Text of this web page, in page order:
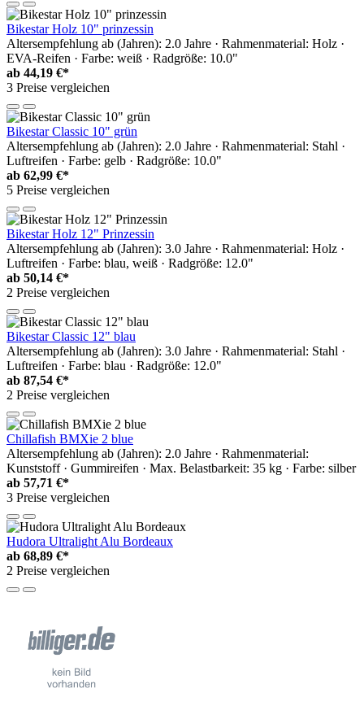
Bikestar Holz 10" prinzessin
Altersempfehlung ab (Jahren): 2.0 Jahre · Rahmenmaterial: Holz ·
EVA-Reifen · Farbe: weiß · Radgröße: 10.0"
ab 44,19 €*
3 Preise vergleichen
Bikestar Classic 10" grün
Altersempfehlung ab (Jahren): 2.0 Jahre · Rahmenmaterial: Stahl ·
Luftreifen · Farbe: gelb · Radgröße: 10.0"
ab 62,99 €*
5 Preise vergleichen
Bikestar Holz 12" Prinzessin
Altersempfehlung ab (Jahren): 3.0 Jahre · Rahmenmaterial: Holz ·
Luftreifen · Farbe: blau, weiß · Radgröße: 12.0"
ab 50,14 €*
2 Preise vergleichen
Bikestar Classic 12" blau
Altersempfehlung ab (Jahren): 3.0 Jahre · Rahmenmaterial: Stahl ·
Luftreifen · Farbe: blau · Radgröße: 12.0"
ab 87,54 €*
2 Preise vergleichen
Chillafish BMXie 2 blue
Altersempfehlung ab (Jahren): 2.0 Jahre · Rahmenmaterial:
Kunststoff · Gummireifen · Max. Belastbarkeit: 35 kg · Farbe: silber
ab 57,71 €*
3 Preise vergleichen
Hudora Ultralight Alu Bordeaux
ab 68,89 €*
2 Preise vergleichen